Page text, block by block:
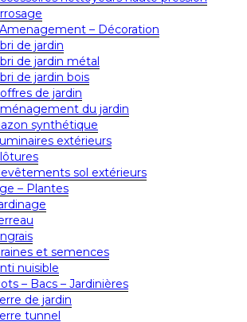
– Décoration
de jardin
de jardin métal
de jardin bois
de jardin
du jardin
synthétique
extérieurs
sol extérieurs
– Plantes
et semences
nuisible
– Bacs – Jardinières
de jardin
tunnel